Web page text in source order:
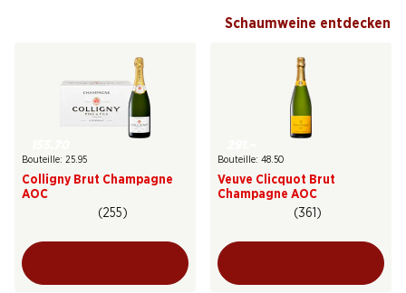
Schaumweine entdecken
Bouteille: 25.95
Colligny Brut Champagne
AOC
(255)
Bouteille: 48.50
Veuve Clicquot Brut
Champagne AOC
(361)